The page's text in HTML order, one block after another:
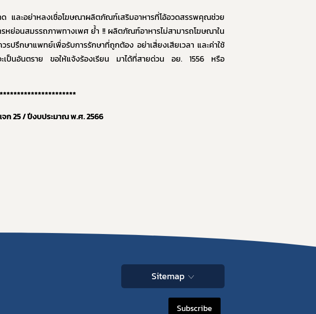
และอย่าหลงเชื่อโฆษณาผลิตภัณฑ์เสริมอาหารที่โอ้อวดสรรพคุณช่วย
หย่อนสมรรถภาพทางเพศ ย้ำ !! ผลิตภัณฑ์อาหารไม่สามารถโฆษณาใน
ปรึกษาแพทย์เพื่อรับการรักษาที่ถูกต้อง อย่าเสี่ยงเสียเวลา และค่าใช้
ป็นอันตราย ขอให้แจ้งร้องเรียน มาได้ที่สายด่วน อย. 1556 หรือ
ก 25/ ปีงบประมาณ พ.ศ. 2566
Sitemap
Subscribe
โควิด